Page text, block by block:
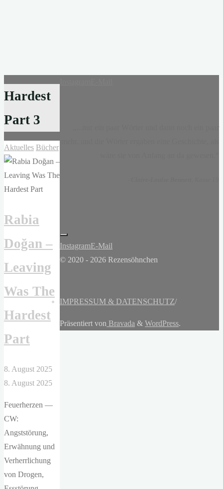
Hardest
Part 3
Aktuelles Bücher
Rabia
Doğan –
Leaving
Was The
Hardest
Part
8. August 2025
8. August 2025
Feuerherzen —
CW:
Angststörung,
Erwähnung und
Verherrlichung
von Drogen,
InstagramE-Mail
© 2020 - 2026 Rezensöhnchen
IMPRESSUM & DATENSCHUTZ/
Präsentiert von Bravada & WordPress.